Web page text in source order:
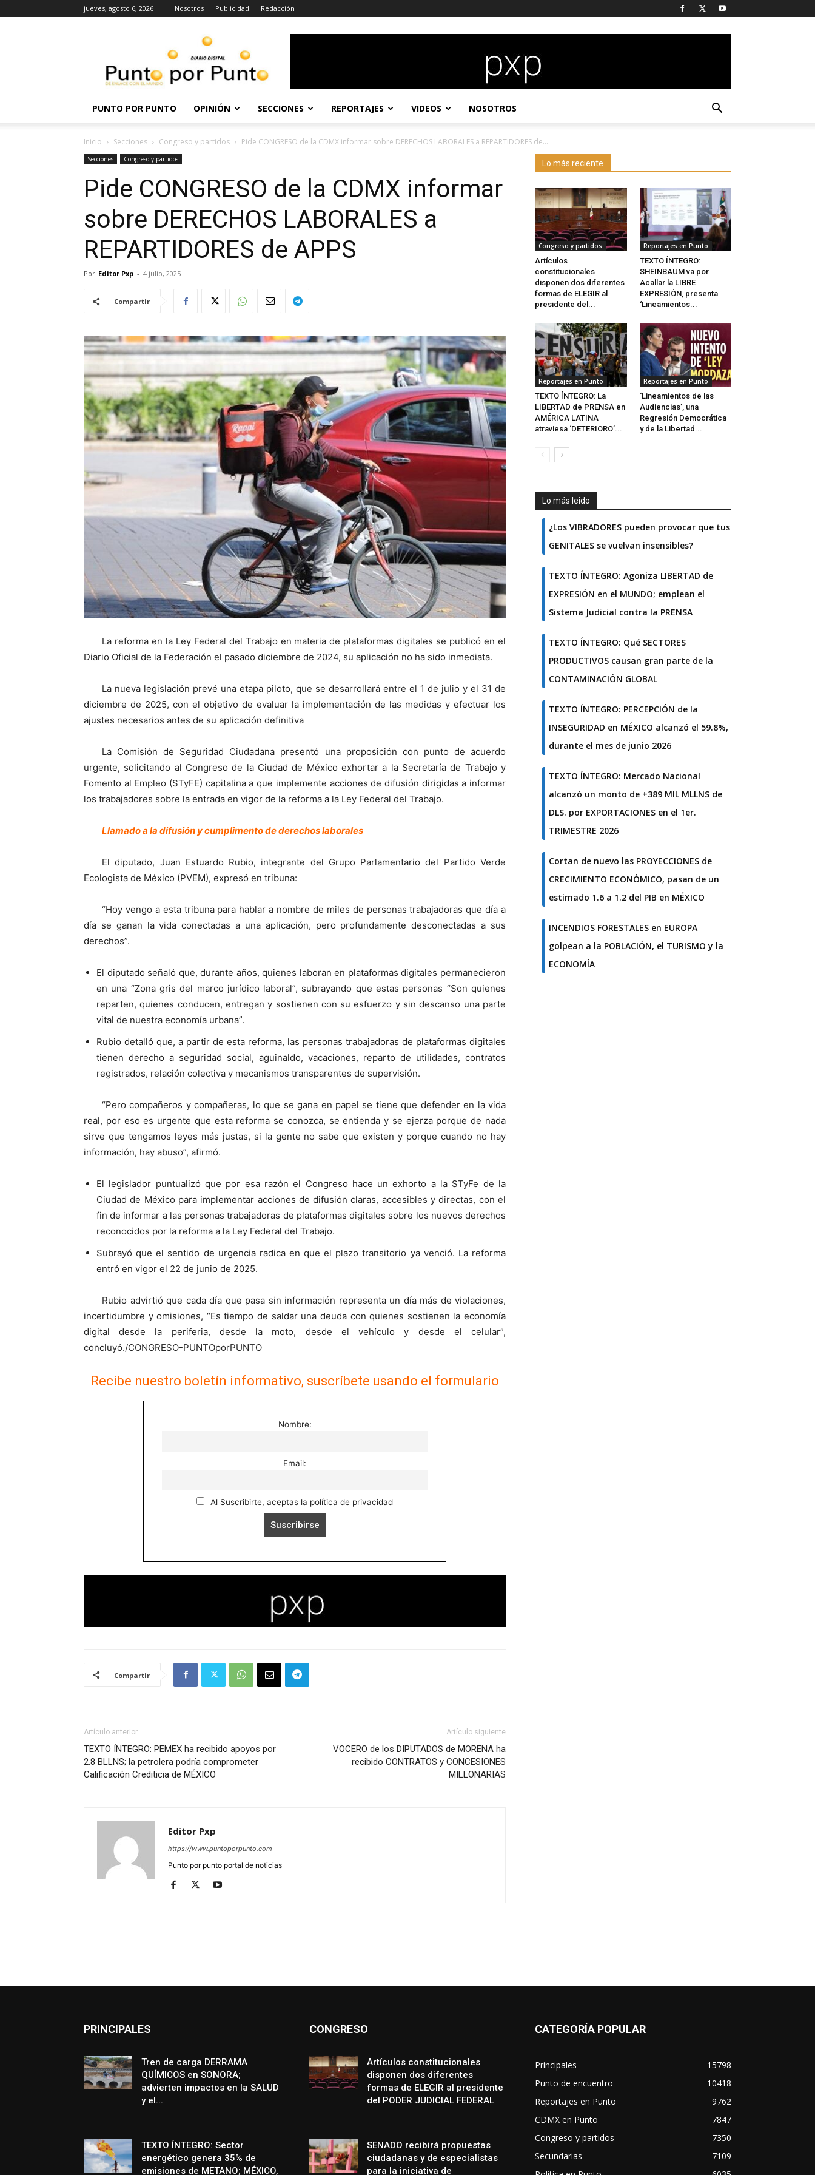
jueves, agosto 6, 2026 Nosotros Publicidad Redacción
Punto
PUNTO POR PUNTO OPINIÓN SECCIONES REPORTAJES VIDEOS NOSOTROS
Inicio Secciones Congreso y partidos Pide CONGRESO de la CDMX informar sobre DERECHOS LABORALES a REPARTIDORES de...
Secciones Congreso y partidos
Pide CONGRESO de la CDMX informar
sobre DERECHOS LABORALES a
REPARTIDORES de APPS
Por Editor Pxp - 4 julio, 2025
Compartir
La reforma en la Ley Federal del Trabajo en materia de plataformas digitales se publicó en el
Diario Oficial de la Federación el pasado diciembre de 2024, su aplicación no ha sido inmediata.
La nueva legislación prevé una etapa piloto, que se desarrollará entre el 1 de julio y el 31 de
diciembre de 2025, con el objetivo de evaluar la implementación de las medidas y efectuar los
ajustes necesarios antes de su aplicación definitiva
La Comisión de Seguridad Ciudadana presentó una proposición con punto de acuerdo
urgente, solicitando al Congreso de la Ciudad de México exhortar a la Secretaría de Trabajo y
Fomento al Empleo (STyFE) capitalina a que implemente acciones de difusión dirigidas a informar
los trabajadores sobre la entrada en vigor de la reforma a la Ley Federal del Trabajo.
Llamado a la difusión y cumplimento de derechos laborales
El diputado, Juan Estuardo Rubio, integrante del Grupo Parlamentario del Partido Verde
Ecologista de México (PVEM), expresó en tribuna:
“Hoy vengo a esta tribuna para hablar a nombre de miles de personas trabajadoras que día a
día se ganan la vida conectadas a una aplicación, pero profundamente desconectadas a sus
derechos”.
El diputado señaló que, durante años, quienes laboran en plataformas digitales permanecieron
en una “Zona gris del marco jurídico laboral”, subrayando que estas personas “Son quienes
reparten, quienes conducen, entregan y sostienen con su esfuerzo y sin descanso una parte
vital de nuestra economía urbana”.
Rubio detalló que, a partir de esta reforma, las personas trabajadoras de plataformas digitales
tienen derecho a seguridad social, aguinaldo, vacaciones, reparto de utilidades, contratos
registrados, relación colectiva y mecanismos transparentes de supervisión.
“Pero compañeros y compañeras, lo que se gana en papel se tiene que defender en la vida
real, por eso es urgente que esta reforma se conozca, se entienda y se ejerza porque de nada
sirve que tengamos leyes más justas, si la gente no sabe que existen y porque cuando no hay
información, hay abuso”, afirmó.
El legislador puntualizó que por esa razón el Congreso hace un exhorto a la STyFe de la
Ciudad de México para implementar acciones de difusión claras, accesibles y directas, con el
fin de informar a las personas trabajadoras de plataformas digitales sobre los nuevos derechos
reconocidos por la reforma a la Ley Federal del Trabajo.
Subrayó que el sentido de urgencia radica en que el plazo transitorio ya venció. La reforma
entró en vigor el 22 de junio de 2025.
Rubio advirtió que cada día que pasa sin información representa un día más de violaciones,
incertidumbre y omisiones, “Es tiempo de saldar una deuda con quienes sostienen la economía
digital desde la periferia, desde la moto, desde el vehículo y desde el celular”,
concluyó./CONGRESO-PUNTOporPUNTO
Recibe nuestro boletín informativo, suscríbete usando el formulario
Nombre:
Email:
Al Suscribirte, aceptas la política de privacidad
Compartir
Artículo anterior
TEXTO ÍNTEGRO: PEMEX ha recibido apoyos por
2.8 BLLNS; la petrolera podría comprometer
Calificación Crediticia de MÉXICO
Artículo siguiente
VOCERO de los DIPUTADOS de MORENA ha
recibido CONTRATOS y CONCESIONES
MILLONARIAS
Editor Pxp
https://www.puntoporpunto.com
Punto por punto portal de noticias
Lo más reciente
Congreso y partidos
Artículos
constitucionales
disponen dos diferentes
formas de ELEGIR al
presidente del...
Reportajes en Punto
TEXTO ÍNTEGRO:
SHEINBAUM va por
Acallar la LIBRE
EXPRESIÓN, presenta
‘Lineamientos...
Reportajes en Punto
TEXTO ÍNTEGRO: La
LIBERTAD de PRENSA en
AMÉRICA LATINA
atraviesa ‘DETERIORO’...
Reportajes en Punto
‘Lineamientos de las
Audiencias’, una
Regresión Democrática
y de la Libertad...
Lo más leido
¿Los VIBRADORES pueden provocar que tus
GENITALES se vuelvan insensibles?
TEXTO ÍNTEGRO: Agoniza LIBERTAD de
EXPRESIÓN en el MUNDO; emplean el
Sistema Judicial contra la PRENSA
TEXTO ÍNTEGRO: Qué SECTORES
PRODUCTIVOS causan gran parte de la
CONTAMINACIÓN GLOBAL
TEXTO ÍNTEGRO: PERCEPCIÓN de la
INSEGURIDAD en MÉXICO alcanzó el 59.8%,
durante el mes de junio 2026
TEXTO ÍNTEGRO: Mercado Nacional
alcanzó un monto de +389 MIL MLLNS de
DLS. por EXPORTACIONES en el 1er.
TRIMESTRE 2026
Cortan de nuevo las PROYECCIONES de
CRECIMIENTO ECONÓMICO, pasan de un
estimado 1.6 a 1.2 del PIB en MÉXICO
INCENDIOS FORESTALES en EUROPA
golpean a la POBLACIÓN, el TURISMO y la
ECONOMÍA
PRINCIPALES
Tren de carga DERRAMA
QUÍMICOS en SONORA;
advierten impactos en la SALUD
y el...
TEXTO ÍNTEGRO: Sector
energético genera 35% de
emisiones de METANO; MÉXICO,
CONGRESO
Artículos constitucionales
disponen dos diferentes
formas de ELEGIR al presidente
del PODER JUDICIAL FEDERAL
SENADO recibirá propuestas
ciudadanas y de especialistas
para la iniciativa de
CATEGORÍA POPULAR
Principales
15798
Punto de encuentro
10418
Reportajes en Punto
9762
CDMX en Punto
7847
Congreso y partidos
7350
Secundarias
7109